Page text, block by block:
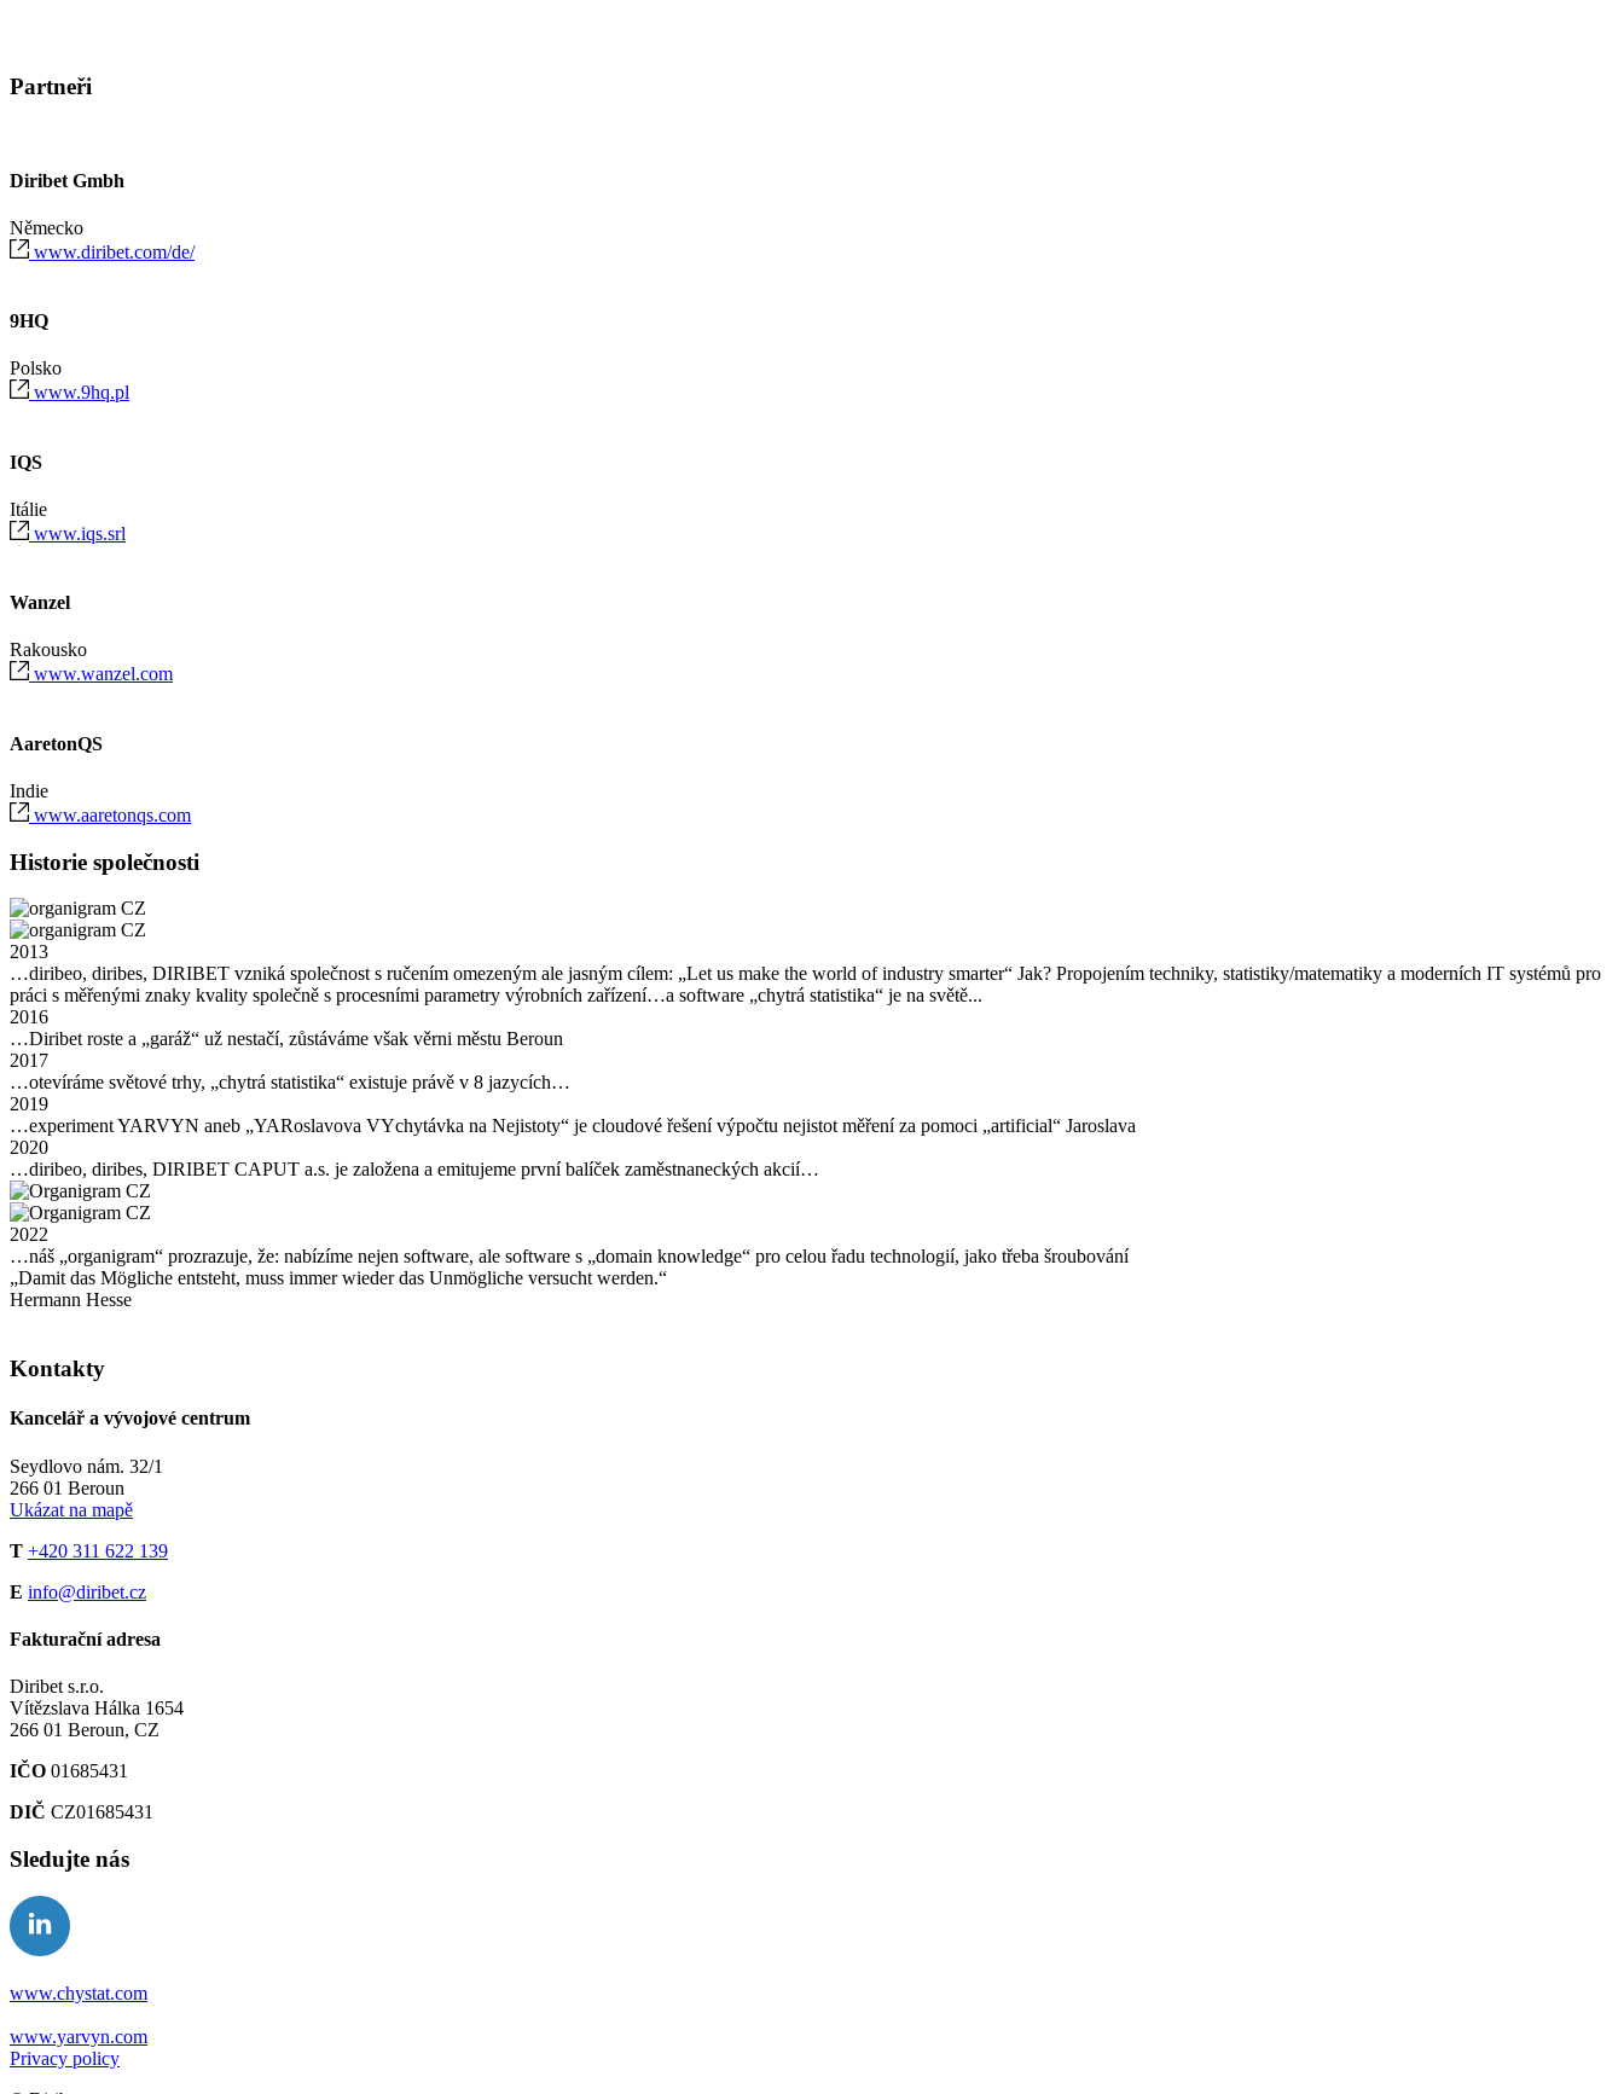
Partneři
Diribet Gmbh
Německo
www.diribet.com/de/
9HQ
Polsko
www.9hq.pl
IQS
Itálie
www.iqs.srl
Wanzel
Rakousko
www.wanzel.com
AaretonQS
Indie
www.aaretonqs.com
Historie společnosti
2013
…diribeo, diribes, DIRIBET vzniká společnost s ručením omezeným ale jasným cílem: „Let us make the world of industry smarter“ Jak? Propojením techniky, statistiky/matematiky a moderních IT systémů pro
práci s měřenými znaky kvality společně s procesními parametry výrobních zařízení…a software „chytrá statistika“ je na světě...
2016
…Diribet roste a „garáž“ už nestačí, zůstáváme však věrni městu Beroun
2017
…otevíráme světové trhy, „chytrá statistika“ existuje právě v 8 jazycích…
2019
…experiment YARVYN aneb „YARoslavova VYchytávka na Nejistoty“ je cloudové řešení výpočtu nejistot měření za pomoci „artificial“ Jaroslava
2020
…diribeo, diribes, DIRIBET CAPUT a.s. je založena a emitujeme první balíček zaměstnaneckých akcií…
2022
…náš „organigram“ prozrazuje, že: nabízíme nejen software, ale software s „domain knowledge“ pro celou řadu technologií, jako třeba šroubování
„Damit das Mögliche entsteht, muss immer wieder das Unmögliche versucht werden.“
Hermann Hesse
Kontakty
Kancelář a vývojové centrum
Seydlovo nám. 32/1
266 01 Beroun
Ukázat na mapě
T +420 311 622 139
E info@diribet.cz
Fakturační adresa
Diribet s.r.o.
Vítězslava Hálka 1654
266 01 Beroun, CZ
IČO 01685431
DIČ CZ01685431
Sledujte nás
www.chystat.com
www.yarvyn.com
Privacy policy